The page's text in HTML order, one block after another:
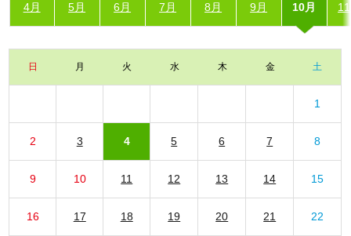
4月 5月 6月 7月 8月 9月 10月
日 月 火 水 木 金 土
1
2 3 4 5 6 7 8
9 10 11 12 13 14 15
16 17 18 19 20 21 22